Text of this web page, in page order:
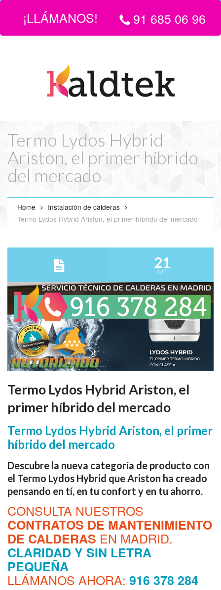
LLÁMANOS:916 850 696 | EMAIL
info@servicio-tecnico-de-
calderas-en-madrid.com
Termo Lydos Hybrid
Ariston, el primer híbrido
del mercado
Home
Instalación de calderas
Termo Lydos Hybrid Ariston, el primer híbrido del mercado
21
JUN
Termo Lydos Hybrid Ariston, el
primer híbrido del mercado
Termo Lydos Hybrid Ariston, el primer
híbrido del mercado
Descubre la nueva categoría de producto con
el Termo Lydos Hybrid que Ariston ha creado
pensando en tí, en tu confort y en tu ahorro.
CONSULTA NUESTROS
CONTRATOS DE MANTENIMIENTO
DE CALDERAS EN MADRID.
CLARIDAD Y SIN LETRA
PEQUEÑA
LLÁMANOS AHORA: 916 378 284
¡LLÁMANOS! 91 685 06 96